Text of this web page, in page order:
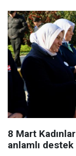
8 Mart
anlamlı destek